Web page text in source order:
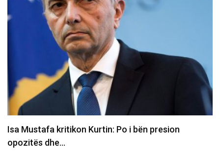
​Familja në pritje të trupave të familjarëve që
humbën jetën…